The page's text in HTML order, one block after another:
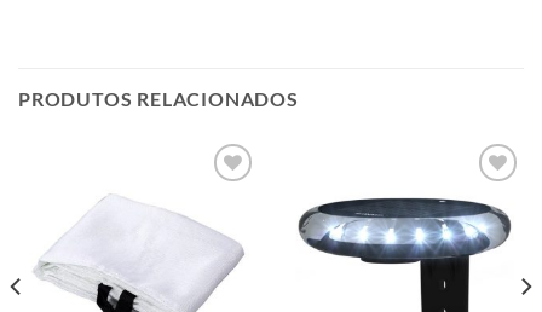
PRODUTOS RELACIONADOS
Add to
wishlist